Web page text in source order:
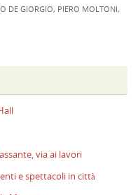
DE GIORGIO, PIERO MOLTONI,
via ai lavori
e spettacoli in città